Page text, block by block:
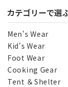
カテゴリーで選
Men's Wear
Kid's Wear
Foot Wear
Cooking Gear
Tent ＆ Shelter